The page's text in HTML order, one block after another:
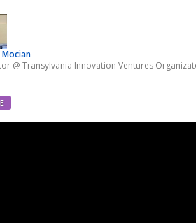
@ Transylvania Innovation Ventures